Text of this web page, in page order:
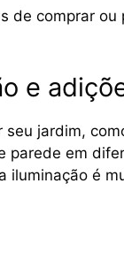
de comprar
e
jardim,
em
é